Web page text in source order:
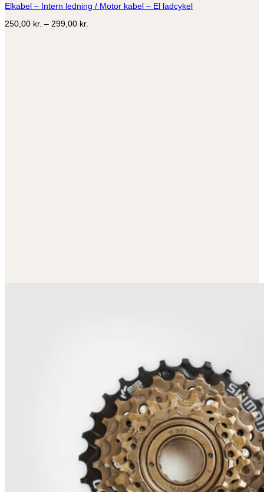
varianter.
kan
Elkabel – Intern ledning / Motor kabel – El ladcykel
250,00 kr. – 299,00 kr.